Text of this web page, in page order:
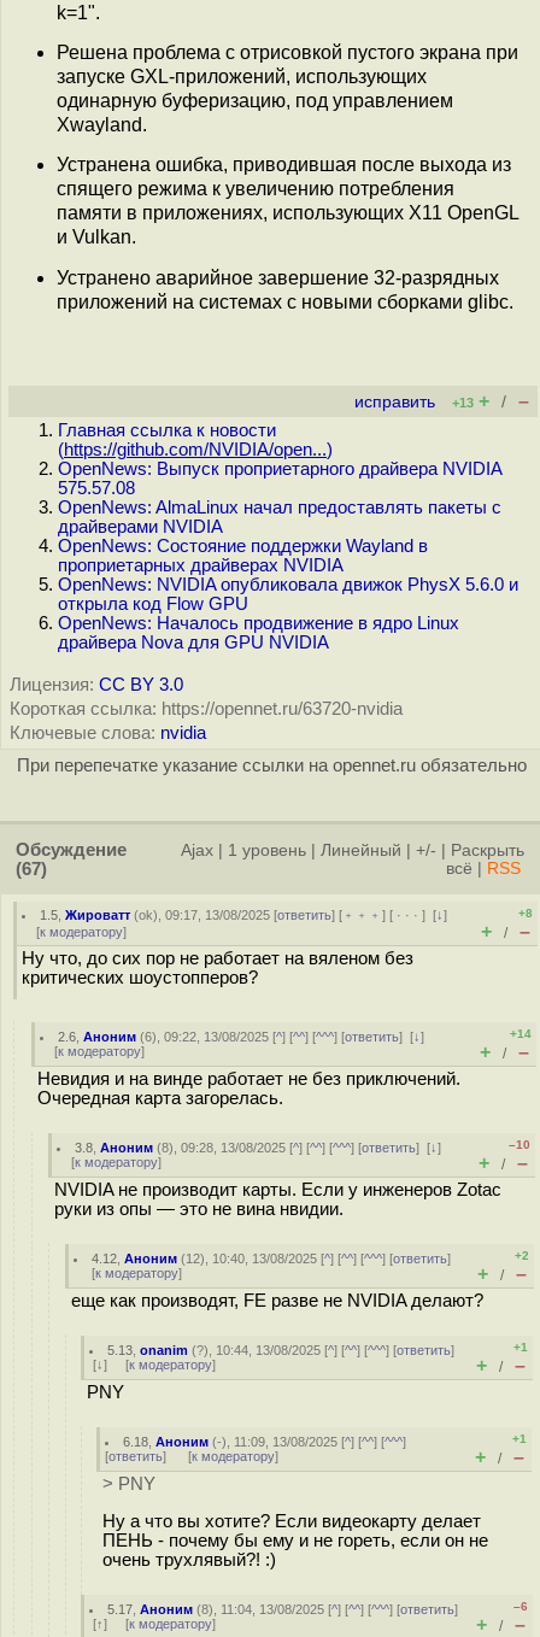
k=1".
Решена проблема с отрисовкой пустого экрана при
запуске GXL-приложений, использующих
одинарную буферизацию, под управлением
Xwayland.
Устранена ошибка, приводившая после выхода из
спящего режима к увеличению потребления
памяти в приложениях, использующих X11 OpenGL
и Vulkan.
Устранено аварийное завершение 32-разрядных
приложений на системах с новыми сборками glibc.
исправить +13 + / –
Главная ссылка к новости
(https://github.com/NVIDIA/open...)
OpenNews: Выпуск проприетарного драйвера NVIDIA
575.57.08
OpenNews: AlmaLinux начал предоставлять пакеты с
драйверами NVIDIA
OpenNews: Состояние поддержки Wayland в
проприетарных драйверах NVIDIA
OpenNews: NVIDIA опубликовала движок PhysX 5.6.0 и
открыла код Flow GPU
OpenNews: Началось продвижение в ядро Linux
драйвера Nova для GPU NVIDIA
Лицензия: CC BY 3.0
Короткая ссылка: https://opennet.ru/63720-nvidia
Ключевые слова: nvidia
При перепечатке указание ссылки на opennet.ru обязательно
Обсуждение
(67)
Ajax 1 уровень Линейный +/-
Раскрыть
всё
RSS
1.5 ,Жироватт (ok), 09:17, 13/08/2025 [ответить] [ ﹢﹢﹢] [ · · ·][↓]
[к модератору]
+8
+ / –
Ну что, до сих пор не работает на вяленом без
критических шоустопперов?
2.6 ,Аноним (6), 09:22, 13/08/2025 [^] [^^] [^^^] [ответить][↓]
[к модератору]
+14
+ / –
Невидия и на винде работает не без приключений.
Очередная карта загорелась.
3.8 ,Аноним (8), 09:28, 13/08/2025 [^] [^^] [^^^] [ответить][↓]
[к модератору]
–10
+ / –
NVIDIA не производит карты. Если у инженеров Zotac
руки из опы — это не вина нвидии.
4.12 ,Аноним (12), 10:40, 13/08/2025 [^] [^^] [^^^] [ответить]
[к модератору]
+2
+ / –
еще как производят, FE разве не NVIDIA делают?
5.13 ,onanim (?), 10:44, 13/08/2025 [^] [^^] [^^^] [ответить]
[↓] [к модератору]
+1
+ / –
PNY
6.18 ,Аноним (-), 11:09, 13/08/2025 [^] [^^] [^^^]
[ответить] [к модератору]
+1
+ / –
> PNY
Ну а что вы хотите? Если видеокарту делает
ПЕНЬ - почему бы ему и не гореть, если он не
очень трухлявый?! :)
5.17 ,Аноним (8), 11:04, 13/08/2025 [^] [^^] [^^^] [ответить]
[↑] [к модератору]
–6
+ / –